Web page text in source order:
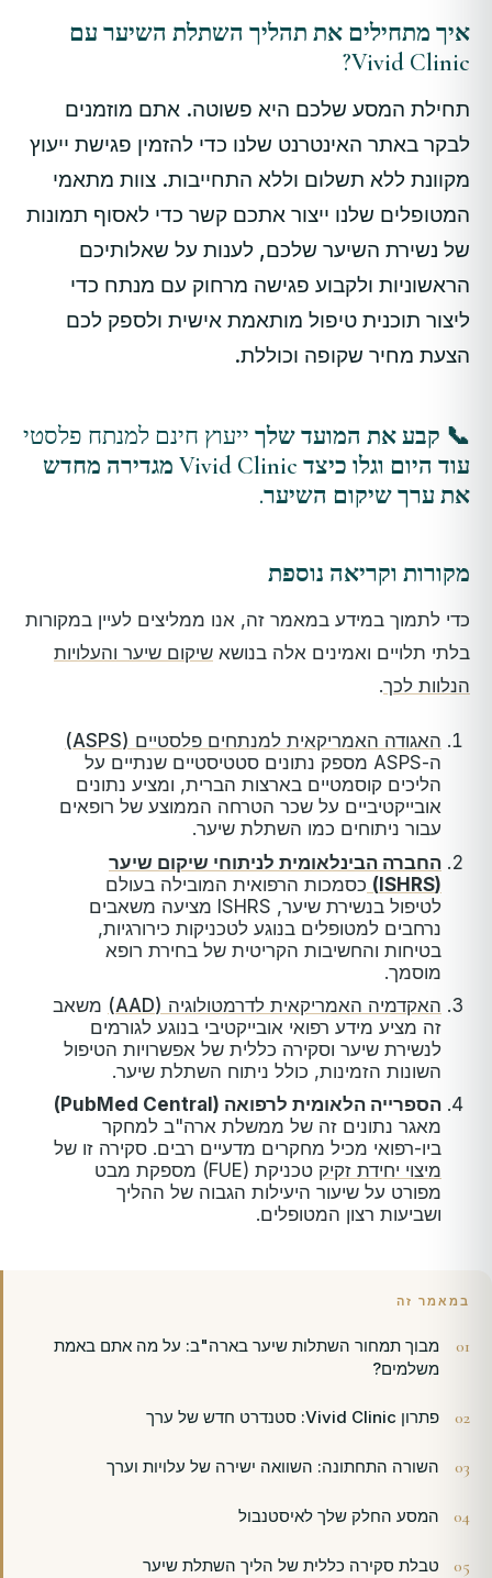
איך מתחילים את תהליך השתלת השיער עם
Vivid Clinic?
תחילת המסע שלכם היא פשוטה. אתם מוזמנים
לבקר באתר האינטרנט שלנו כדי להזמין פגישת ייעוץ
מקוונת ללא תשלום וללא התחייבות. צוות מתאמי
המטופלים שלנו ייצור אתכם קשר כדי לאסוף תמונות
של נשירת השיער שלכם, לענות על שאלותיכם
הראשוניות ולקבוע פגישה מרחוק עם מנתח כדי
ליצור תוכנית טיפול מותאמת אישית ולספק לכם
הצעת מחיר שקופה וכוללת.
📞 קבע את המועד שלך ייעוץ חינם למנתח פלסטי
עוד היום וגלו כיצד Vivid Clinic מגדירה מחדש
את ערך שיקום השיער.
מקורות וקריאה נוספת
כדי לתמוך במידע במאמר זה, אנו ממליצים לעיין במקורות
בלתי תלויים ואמינים אלה בנושא שיקום שיער והעלויות
הנלוות לכך.
האגודה האמריקאית למנתחים פלסטיים (ASPS)
ה-ASPS מספק נתונים סטטיסטיים שנתיים על
הליכים קוסמטיים בארצות הברית, ומציע נתונים
אובייקטיביים על שכר הטרחה הממוצע של רופאים
עבור ניתוחים כמו השתלת שיער.
החברה הבינלאומית לניתוחי שיקום שיער
(ISHRS)
כסמכות הרפואית המובילה בעולם
לטיפול בנשירת שיער, ISHRS מציעה משאבים
נרחבים למטופלים בנוגע לטכניקות כירורגיות,
בטיחות והחשיבות הקריטית של בחירת רופא
מוסמך.
האקדמיה האמריקאית לדרמטולוגיה (AAD)
משאב
זה מציע מידע רפואי אובייקטיבי בנוגע לגורמים
לנשירת שיער וסקירה כללית של אפשרויות הטיפול
השונות הזמינות, כולל ניתוח השתלת שיער.
הספרייה הלאומית לרפואה (PubMed Central)
מאגר נתונים זה של ממשלת ארה"ב למחקר
ביו-רפואי מכיל מחקרים מדעיים רבים. סקירה זו של
מיצוי יחידת זקיק
טכניקת (FUE) מספקת מבט
מפורט על שיעור היעילות הגבוה של ההליך
ושביעות רצון המטופלים.
במאמר זה
מבוך תמחור השתלות שיער בארה"ב: על מה אתם באמת
משלמים?
פתרון Vivid Clinic: סטנדרט חדש של ערך
השורה התחתונה: השוואה ישירה של עלויות וערך
המסע החלק שלך לאיסטנבול
טבלת סקירה כללית של הליך השתלת שיער